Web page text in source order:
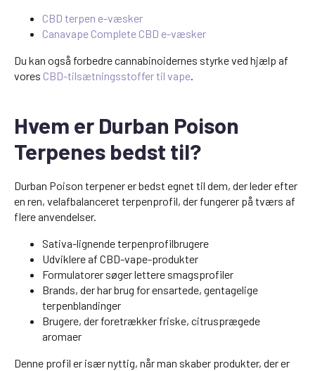
CBD terpen e-væsker
Canavape Complete CBD e-væsker
Du kan også forbedre cannabinoidernes styrke ved hjælp af
vores CBD-tilsætningsstoffer til vape.
Hvem er Durban Poison
Terpenes bedst til?
Durban Poison terpener er bedst egnet til dem, der leder efter
en ren, velafbalanceret terpenprofil, der fungerer på tværs af
flere anvendelser.
Sativa-lignende terpenprofilbrugere
Udviklere af CBD-vape-produkter
Formulatorer søger lettere smagsprofiler
Brands, der har brug for ensartede, gentagelige
terpenblandinger
Brugere, der foretrækker friske, citrusprægede
aromaer
Denne profil er især nyttig, når man skaber produkter, der er